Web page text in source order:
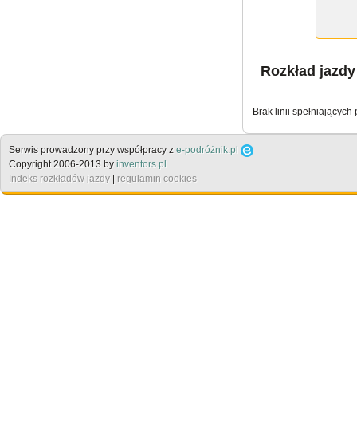
Rozkład
Brak linii spełniających
Serwis prowadzony przy współpracy z e-podróżnik.pl
Copyright 2006-2013 by inventors.pl
Indeks rozkładów jazdy
regulamin cookies